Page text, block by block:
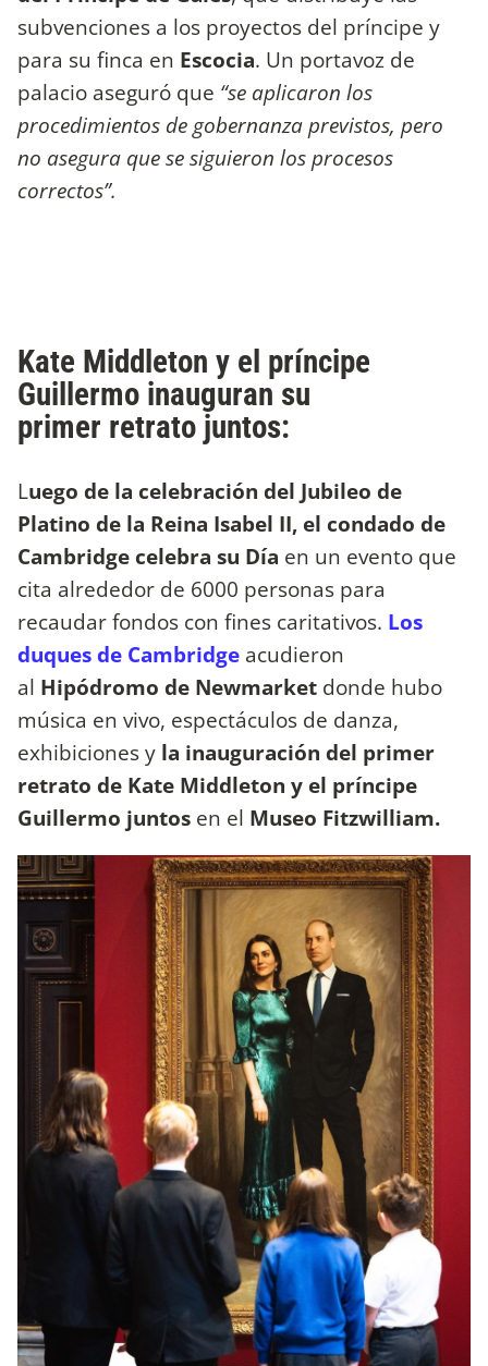
subvenciones a los proyectos del príncipe y
para su finca en Escocia. Un portavoz de
palacio aseguró que “se aplicaron los
procedimientos de gobernanza previstos, pero
no asegura que se siguieron los procesos
correctos”.
Kate Middleton y el príncipe
Guillermo inauguran su
primer retrato juntos:
Luego de la celebración del Jubileo de
Platino de la Reina Isabel II, el condado de
Cambridge celebra su Día en un evento que
cita alrededor de 6000 personas para
recaudar fondos con fines caritativos. Los
duques de Cambridge acudieron
al Hipódromo de Newmarket donde hubo
música en vivo, espectáculos de danza,
exhibiciones y la inauguración del primer
retrato de Kate Middleton y el príncipe
Guillermo juntos en el Museo Fitzwilliam.